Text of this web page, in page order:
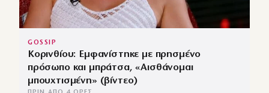
GOSSIP
Κορινθίου: Εμφανίστηκε με πρησμένο
πρόσωπο και μπράτσα, «Αισθάνομαι
μπουχτισμένη» (βίντεο)